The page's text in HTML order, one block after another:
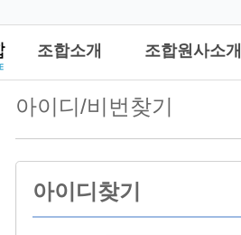
조합소개 조합원사소개
아이디/비번찾기
아이디찾기